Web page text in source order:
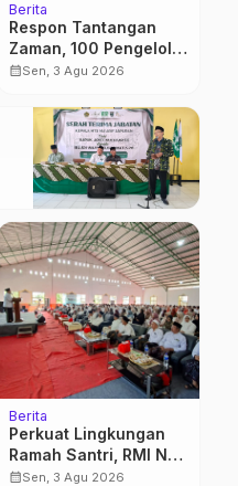
Berita
Respon Tantangan
Zaman, 100 Pengelola
Medsos Sekolah
Ikuti Pelatihan Literasi
Digital
calendar_monthSen, 3 Agu 2026
Berita
Perkuat Lingkungan
Ramah Santri, RMI NU
Gelar ‘Sambang
calendar_monthSen, 3 Agu 2026